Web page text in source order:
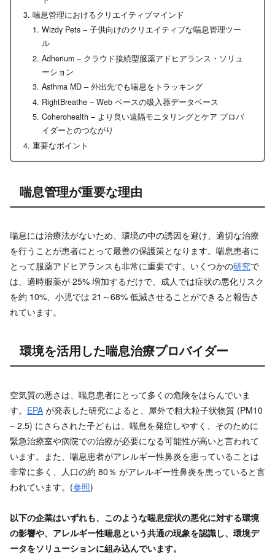
喘息管理におけるクリエイティブマインド
Wizdy Pets – 子供向けのクリエイティブな喘息管理ツー
ル
Adherium – クラウド接続型服薬アドヒアランス・ソリュ
ーション
Asthma MD – 外出先でも喘息をトラッキング
RightBreathe – Web ベースの吸入器データベース
Coherohealth – より良い遠隔モニタリングとケア プロバ
イダーとのつながり
重要なポイント
喘息管理が重要な理由
喘息には治療法がないため、環境の中の誘因を避け、適切な治療
を行うことが患者にとって最善の保護策となります。喘息患者に
とって服薬アドヒアランスも非常に重要です。いくつかの研究で
は、適時服薬が 25% 増加するだけで、成人では症状の悪化リスク
を約 10%、小児では 21～68% 低減させることができると報告さ
れています。
環境を活用した喘息治療プロバイダー
空気質の悪さは、喘息患者にとって多くの危険をはらんでいま
す。 EPA が発表した研究によると、屋外で粗大粒子状物質 (PM10
– 2.5) にさらされた子どもは、喘息を発症しやすく、そのために
緊急治療室や病院での治療が必要になる可能性が高いと言われて
います。また、喘息患者がアレルギー性鼻炎を患っていることは
非常に多く、人口の約 80％ がアレルギー性鼻炎を患っていると言
われています。(参照)
以下の企業はいずれも、このような喘息症状の悪化に対する環境
の影響や、アレルギー性喘息という共通の現象を認識し、環境デ
ータをソリューションに組み込んでいます。